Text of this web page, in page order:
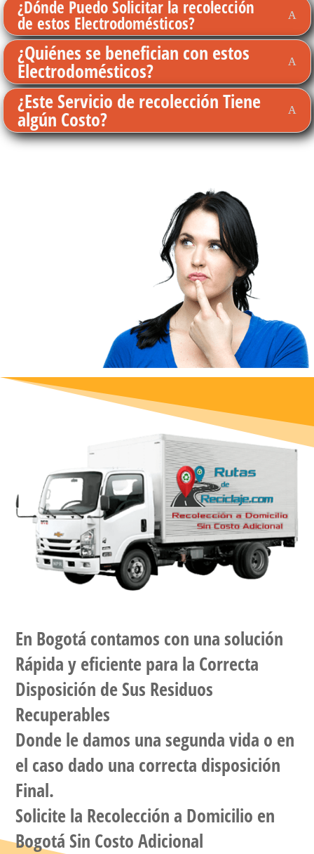
¿Dónde Puedo Solicitar la recolección
de estos Electrodomésticos?
¿Quiénes se benefician con estos
Electrodomésticos?
¿Este Servicio de recolección Tiene
algún Costo?
En Bogotá contamos con una solución
Rápida y eficiente para la Correcta
Disposición de Sus Residuos
Recuperables
Donde le damos una segunda vida o en
el caso dado una correcta disposición
Final.
Solicite la Recolección a Domicilio en
Bogotá Sin Costo Adicional